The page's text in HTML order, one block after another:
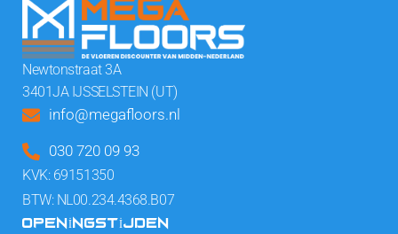
Newtonstraat 3A
3401JA IJSSELSTEIN (UT)
info@megafloors.nl
030 720 09 93
KVK: 69151350
BTW: NL00.234.4368.B07
OPENINGSTIJDEN